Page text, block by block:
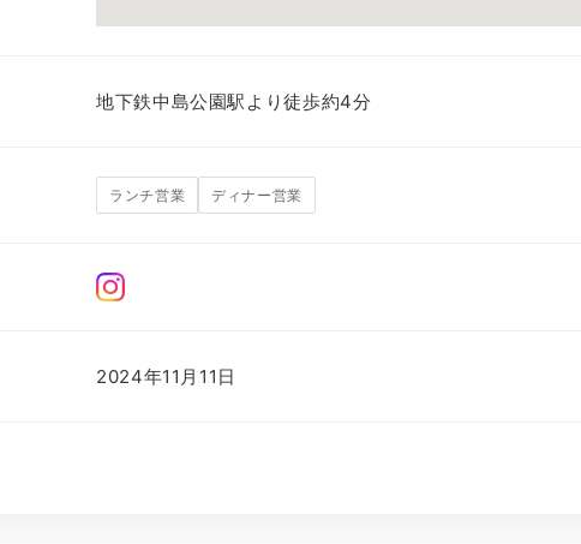
地下鉄中島公園駅より徒歩約4分
ランチ営業 ディナー営業
2024年11月11日